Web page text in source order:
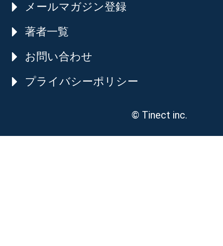
メールマガジン登録
著者一覧
お問い合わせ
プライバシーポリシー
© Tinect inc.